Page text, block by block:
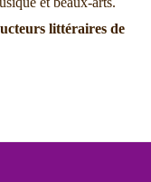
littéraires de